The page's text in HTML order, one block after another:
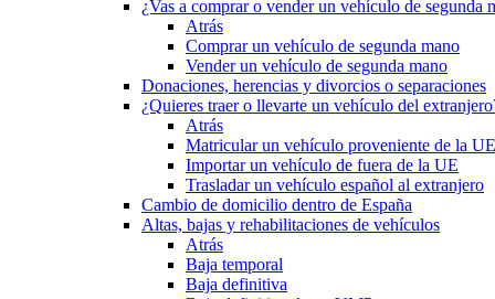
¿Vas a comprar o vender un vehículo de segunda
Atrás
Comprar un vehículo de segunda mano
Vender un vehículo de segunda mano
Donaciones, herencias y divorcios o separaciones
¿Quieres traer o llevarte un vehículo del
Atrás
Matricular un vehículo proveniente de la UE
Importar un vehículo de fuera de la UE
Trasladar un vehículo español al extranjero
Cambio de domicilio dentro de España
Altas, bajas y rehabilitaciones de vehículos
Atrás
Baja temporal
Baja definitiva